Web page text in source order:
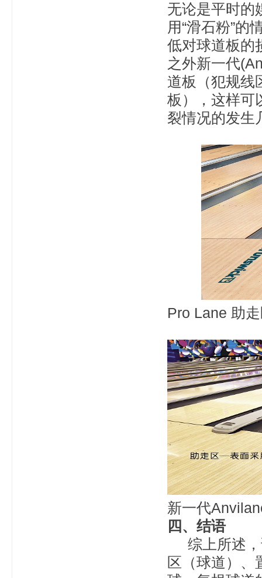
无论是平时的
用“滑石粉”的
低对球道板的
之外新一代
道板（犯规线
板），这样可
裂情况的发生
Pro Lane 助
新一代
四、结语
综上所述，
区（球道）、